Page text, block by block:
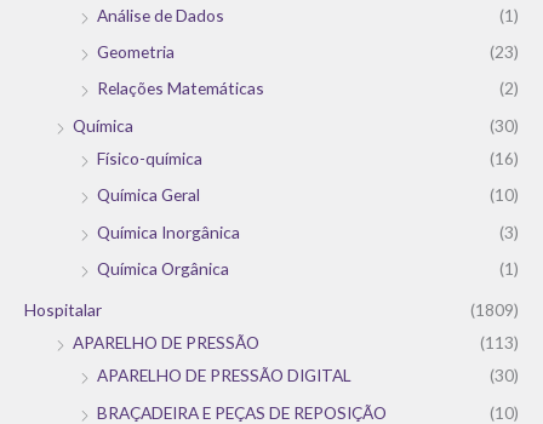
Análise de Dados
(1)
Geometria
(23)
Relações Matemáticas
(2)
Química
(30)
Físico-química
(16)
Química Geral
(10)
Química Inorgânica
(3)
Química Orgânica
(1)
Hospitalar
(1809)
APARELHO DE PRESSÃO
(113)
APARELHO DE PRESSÃO DIGITAL
(30)
BRAÇADEIRA E PEÇAS DE REPOSIÇÃO
(10)